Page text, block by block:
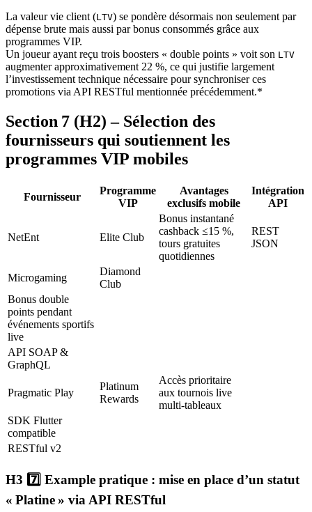
La valeur vie client (LTV) se pondère désormais non seulement par
dépense brute mais aussi par bonus consommés grâce aux
programmes VIP.
Un joueur ayant reçu trois boosters « double points » voit son LTV
augmenter approximativement 22 %, ce qui justifie largement
l’investissement technique nécessaire pour synchroniser ces
promotions via API RESTful mentionnée précédemment.*
Section 7 (H2) – Sélection des
fournisseurs qui soutiennent les
programmes VIP mobiles
Fournisseur
Programme
VIP
Avantages
exclusifs mobile
Intégration
API
NetEnt Elite Club
Bonus instantané
cashback ≤15 %,
tours gratuites
quotidiennes
REST
JSON
Microgaming
Diamond
Club
Bonus double
points pendant
événements sportifs
live
API SOAP &
GraphQL
Pragmatic Play
Platinum
Rewards
Accès prioritaire
aux tournois live
multi‐tableaux
SDK Flutter
compatible
RESTful v2
H3 7️⃣​​​​​​​ Example pratique : mise en place d’un statut
« Platine » via API RESTful